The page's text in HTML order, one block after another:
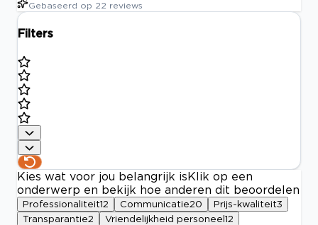
Gebaseerd op 22 reviews
Filters
Kies wat voor jou belangrijk is Klik op een
onderwerp en bekijk hoe anderen dit beoordelen
Professionaliteit12 Communicatie20 Prijs-kwaliteit3
Transparantie2 Vriendelijkheid personeel 12